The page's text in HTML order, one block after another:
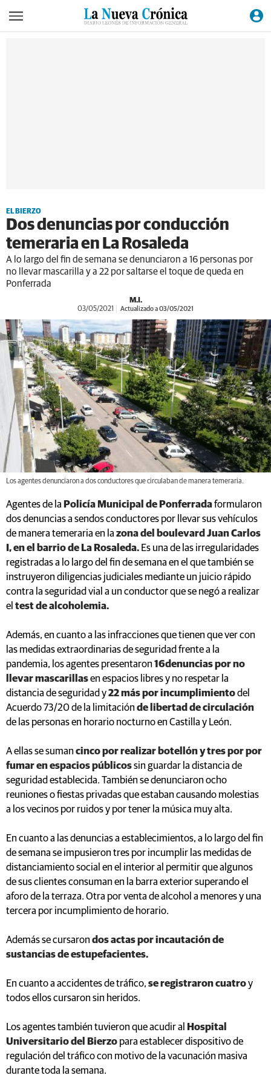
EL BIERZO
Dos denuncias por conducción
temeraria en La Rosaleda
A lo largo del fin de semana se denunciaron a 16 personas por
no llevar mascarilla y a 22 por saltarse el toque de queda en
Ponferrada
M.I.
03/05/2021 Actualizado a 03/05/2021
Los agentes denunciaron a dos conductores que circulaban de manera temeraria.
Agentes de la Policía Municipal de Ponferradaformularon
dos denuncias a sendos conductores por llevar sus vehículos
de manera temeraria en la zona del boulevard Juan Carlos
I, en el barrio de La Rosaleda. Es una de las irregularidades
registradas a lo largo del fin de semana en el que también se
instruyeron diligencias judiciales mediante un juicio rápido
contra la seguridad vial a un conductor que se negó a realizar
el test de alcoholemia.
Además, en cuanto a las infracciones que tienen que ver con
las medidas extraordinarias de seguridad frente a la
pandemia, los agentes presentaron 16denuncias por no
llevar mascarillasen espacios libres y no respetar la
distancia de seguridad y22 más por incumplimientodel
Acuerdo 73/20 de la limitación de libertad de circulación
de las personas en horario nocturno en Castilla y León.
A ellas se suman cinco por realizar botellón y tres por por
fumar en espacios públicossin guardar la distancia de
seguridad establecida. También se denunciaron ocho
reuniones o fiestas privadas que estaban causando molestias
a los vecinos por ruidos y por tener la música muy alta.
En cuanto a las denuncias a establecimientos, a lo largo del fin
de semana se impusieron tres por incumplir las medidas de
distanciamiento social en el interior al permitir que algunos
de sus clientes consuman en la barra exterior superando el
aforo de la terraza. Otra por venta de alcohol a menores y una
tercera por incumplimiento de horario.
Además se cursaron dos actas por incautación de
sustancias de estupefacientes.
En cuanto a accidentes de tráfico, se registraron cuatroy
todos ellos cursaron sin heridos.
Los agentes también tuvieron que acudir al
Hospital
Universitario del Bierzo para establecer dispositivo de
regulación del tráfico con motivo de la vacunación masiva
durante toda la semana.